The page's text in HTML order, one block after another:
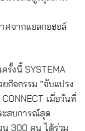
ศจากแอลกอฮอล์
รั้งนี้ SYSTEMA
กิจกรรม “จับแปรง
เมื่อวันที่
สบการณ์สุด
300 คน ได้ร่วม